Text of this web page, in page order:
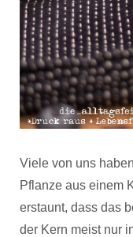
Viele von uns
Pflanze aus einem
erstaunt, dass das
der Kern meist nur